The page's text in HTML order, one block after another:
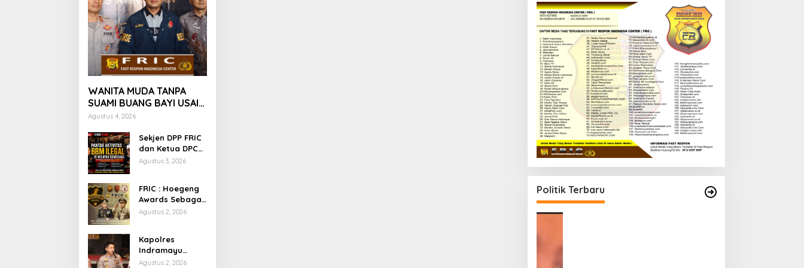
WANITA MUDA TANPA
SUAMI BUANG BAYI USAI
MELAHIRKAN
Agustus 4, 2026
Sekjen DPP FRIC
dan Ketua DPC
FRIC Sumedang
Ilegal di Wilayah
Sumedang,
Minta APH
Agustus 3, 2026
FRIC : Hoegeng
Awards Sebagai
Motivasi Polisi
Profesional dan
Presisi
Agustus 2, 2026
Kapolres
Indramayu
Gelar Coffee
Agustus 2, 2026
Politik Terbaru